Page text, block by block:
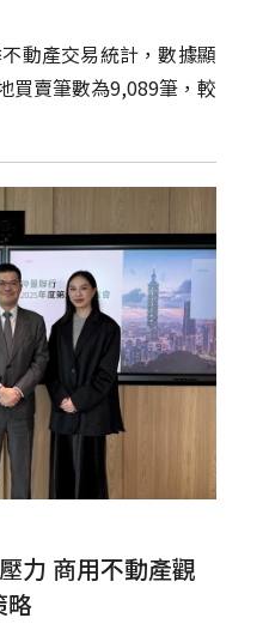
動產交易統計，數據顯
買賣筆數為9,089筆，較
力 商用不動產觀
略